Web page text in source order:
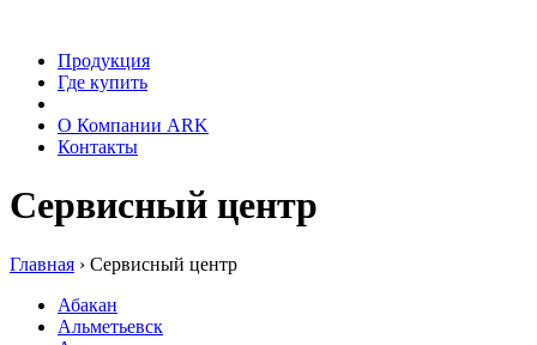
Продукция
Где купить
О Компании ARK
Контакты
Сервисный центр
Главная › Сервисный центр
Абакан
Альметьевск